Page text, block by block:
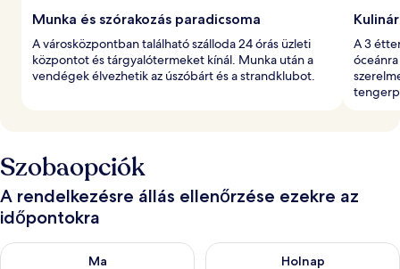
Munka és szórakozás paradicsoma
A városközpontban található szálloda 24 órás üzleti
központot és tárgyalótermeket kínál. Munka után a
vendégek élvezhetik az úszóbárt és a strandklubot.
A 3
Szobaopciók
A rendelkezésre állás ellenőrzése ezekre az
időpontokra
Ma
A ma esti rendelkezésre állás ellenőrzése: aug. 9 - aug. 10
Holnap
A holnapi rendelkezésre állás